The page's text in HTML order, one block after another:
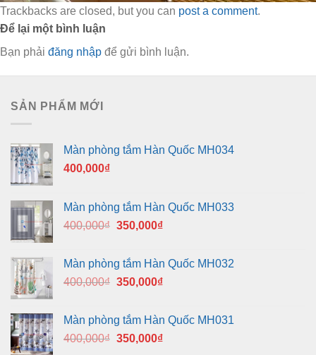
Trackbacks are closed, but you can post a comment.
Để lại một bình luận
Bạn phải đăng nhập để gửi bình luận.
SẢN PHẨM MỚI
Màn phòng tắm Hàn Quốc MH034
400,000₫
Màn phòng tắm Hàn Quốc MH033
400,000₫ Giá
400,000₫.
350,000₫Giá
là:
350,000₫.
Màn phòng tắm Hàn Quốc MH032
400,000₫ Giá
400,000₫.
350,000₫Giá
là:
350,000₫.
Màn phòng tắm Hàn Quốc MH031
400,000₫ Giá
350,000₫Giá